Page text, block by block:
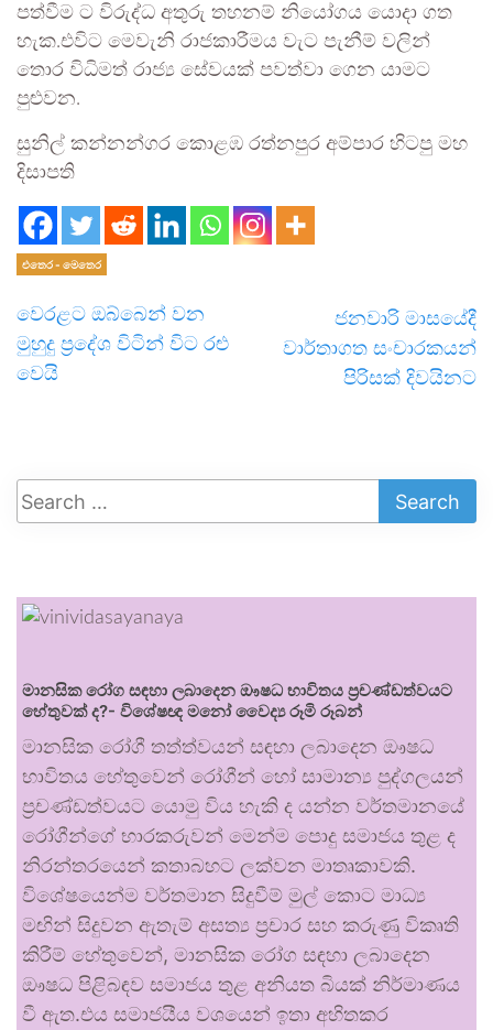
පත්වීම ට විරුද්ධ අතුරු තහනම් නියෝගය යොදා ගත
හැක.එවිට මෙවැනි රාජකාරීමය වැට පැනීම් වලින්
තොර විධිමත් රාජ්‍ය සේවයක් පවත්වා ගෙන යාමට
පුළුවන.
සුනිල් කන්නන්ගර කොළඹ රත්නපුර අම්පාර හිටපු මහ
දිසාපති
එතෙර - මෙතෙර
වෙරළට ඔබ්බෙන් වන
මුහුදු ප්‍රදේශ විටින් විට රළු
වෙයි
ජනවාරි මාසයේදී
වාර්තාගත සංචාරකයන්
පිරිසක් දිවයිනට
මානසික රෝග සඳහා ලබාදෙන ඖෂධ භාවිතය ප්‍රචණ්ඩත්වයට
හේතුවක් ද?- විශේෂඥ මනෝ වෛද්‍ය රූමි රූබන්
මානසික රෝගී තත්ත්වයන් සඳහා ලබාදෙන ඖෂධ
භාවිතය හේතුවෙන් රෝගීන් හෝ සාමාන්‍ය පුද්ගලයන්
ප්‍රචණ්ඩත්වයට යොමු විය හැකි ද යන්න වර්තමානයේ
රෝගීන්ගේ භාරකරුවන් මෙන්ම පොදු සමාජය තුළ ද
නිරන්තරයෙන් කතාබහට ලක්වන මාතෘකාවකි.
විශේෂයෙන්ම වර්තමාන සිදුවීම් මුල් කොට මාධ්‍ය
මඟින් සිදුවන ඇතැම් අසත්‍ය ප්‍රචාර සහ කරුණු විකෘති
කිරීම් හේතුවෙන්, මානසික රෝග සඳහා ලබාදෙන
ඖෂධ පිළිබඳව සමාජය තුළ අනියත බියක් නිර්මාණය
වී ඇත.එය සමාජයීය වශයෙන් ඉතා අහිතකර